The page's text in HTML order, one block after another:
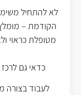
לא להתחיל
הקודמת –
מטופלת כראוי
כדאי גם
לעבוד בצורה